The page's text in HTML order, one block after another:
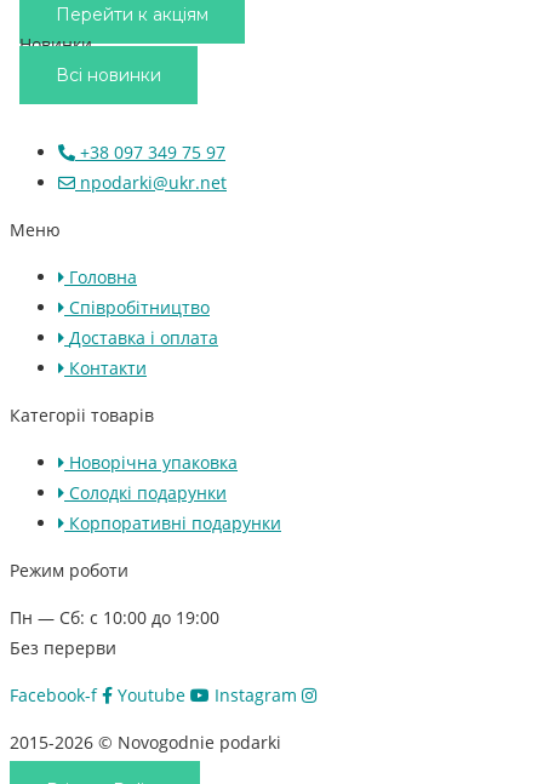
Перейти к акціям
Новинки
Всі новинки
+38 097 349 75 97
npodarki@ukr.net
Меню
Головна
Співробітництво
Доставка і оплата
Контакти
Категоріі товарів
Новорічна упаковка
Солодкі подарунки
Корпоративні подарунки
Режим роботи
Пн — Сб: с 10:00 до 19:00
Без перерви
Facebook-f Youtube Instagram
2015-2026 © Novogodnie podarki